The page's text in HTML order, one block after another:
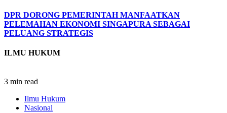
DPR DORONG PEMERINTAH MANFAATKAN
PELEMAHAN EKONOMI SINGAPURA SEBAGAI
PELUANG STRATEGIS
ILMU HUKUM
3 min read
Ilmu Hukum
Nasional